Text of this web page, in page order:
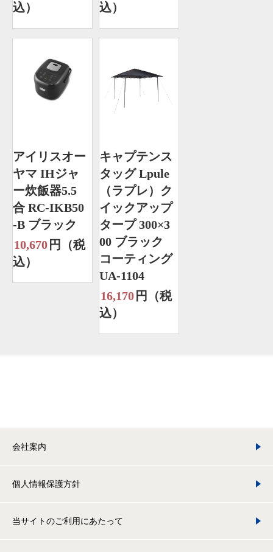
込）
込）
アイリスオー
ヤマ IHジャ
ー炊飯器5.5
合 RC-IKB50
-B ブラック
10,670 円（税
込）
キャプテンス
タッグ Lpule
（ラプレ）ク
イックアップ
タープ 300×3
00 ブラック
コーティング
UA-1104
16,170 円（税
込）
会社案内
個人情報保護方針
当サイトのご利用にあたって